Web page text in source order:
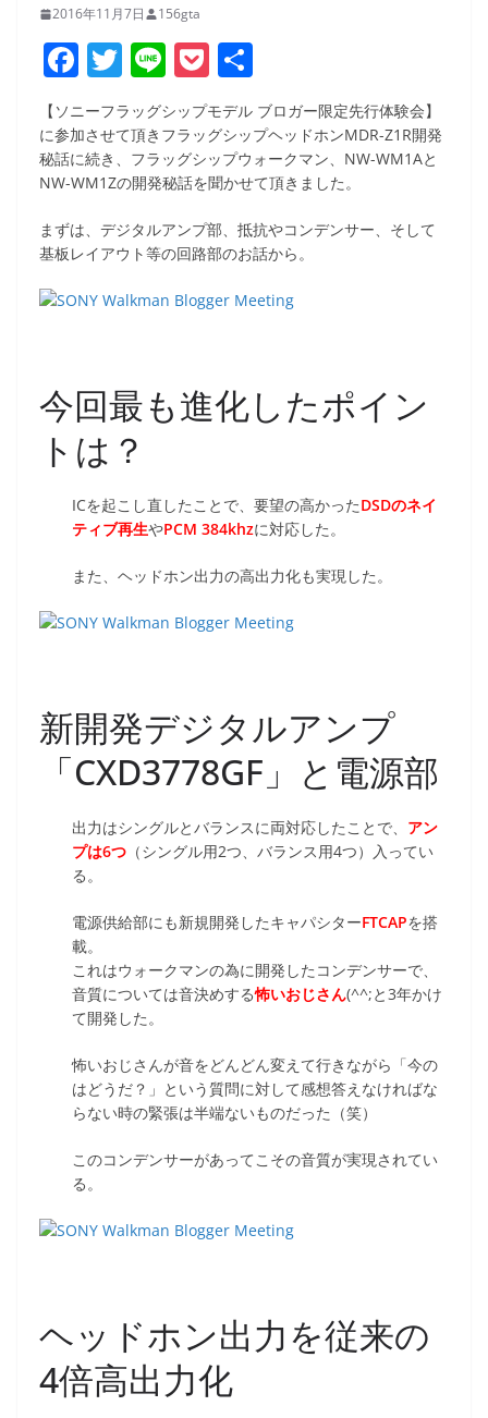
2016年11月7日 156gta
F
a
c
e
b
o
o
k
T
w
itt
er
Li
n
e
P
o
ck
et
有
【ソニーフラッグシップモデル ブロガー限定先行体験会】
に参加させて頂き フラッグシップヘッドホンMDR-Z1R開発
秘話に続き、フラッグシップウォークマン、NW-WM1Aと
NW-WM1Zの開発秘話を聞かせて頂きました。
まずは、デジタルアンプ部、抵抗やコンデンサー、そして
基板レイアウト等の回路部のお話から。
今回最も進化したポイン
トは？
ICを起こし直したことで、要望の高かったDSDのネイ
ティブ再生やPCM 384khzに対応した。
また、ヘッドホン出力の高出力化も実現した。
新開発デジタルアンプ
「CXD3778GF」と電源部
出力はシングルとバランスに両対応したことで、 アン
プは6つ （シングル用2つ、バランス用4つ）入ってい
る。
電源供給部にも新規開発したキャパシターFTCAPを搭
載。
これはウォークマンの為に開発したコンデンサーで、
音質については音決めする怖いおじさん(^^;と3年かけ
て開発した。
怖いおじさんが音をどんどん変えて行きながら「今の
はどうだ？」という質問に対して感想答えなければな
らない時の緊張は半端ないものだった（笑）
このコンデンサーがあってこその音質が実現されてい
る。
ヘッドホン出力を従来の
4倍高出力化